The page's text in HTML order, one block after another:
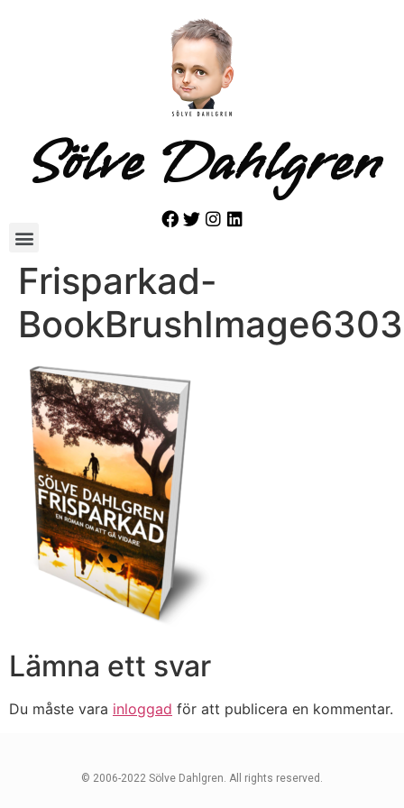
Sölve Dahlgren
Frisparkad-
Lämna ett svar
Du måste vara inloggad för att publicera en kommentar.
© 2006-2022 Sölve Dahlgren. All rights reserved.